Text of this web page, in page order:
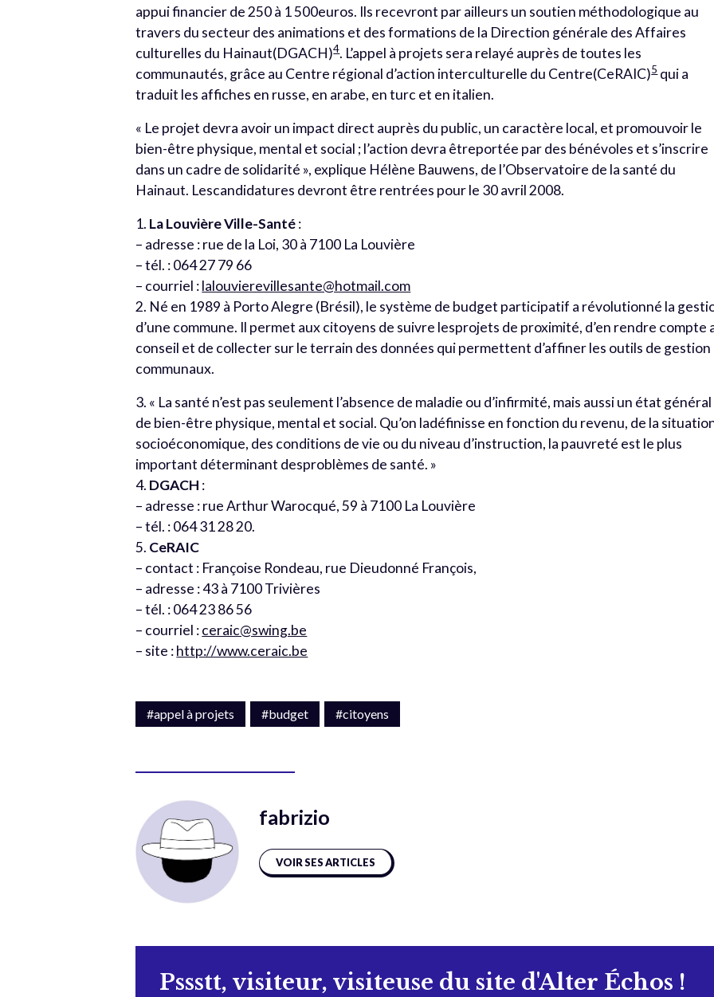
appui financier de 250 à 1 500euros. Ils recevront par ailleurs un soutien méthodologique au
travers du secteur des animations et des formations de la Direction générale des Affaires
culturelles du Hainaut(DGACH)4. L’appel à projets sera relayé auprès de toutes les
communautés, grâce au Centre régional d’action interculturelle du Centre(CeRAIC)5qui a
traduit les affiches en russe, en arabe, en turc et en italien.
« Le projet devra avoir un impact direct auprès du public, un caractère local, et promouvoir le
bien-être physique, mental et social ; l’action devra êtreportée par des bénévoles et s’inscrire
dans un cadre de solidarité », explique Hélène Bauwens, de l’Observatoire de la santé du
Hainaut. Lescandidatures devront être rentrées pour le 30 avril 2008.
1. La Louvière Ville-Santé:
– adresse : rue de la Loi, 30 à 7100 La Louvière
– tél. : 064 27 79 66
– courriel :lalouvierevillesante@hotmail.com
2. Né en 1989 à Porto Alegre (Brésil), le système de budget participatif a révolutionné la
d’une commune. Il permet aux citoyens de suivre lesprojets de proximité, d’en rendre compte
conseil et de collecter sur le terrain des données qui permettent d’affiner les outils de gestion
communaux.
3. « La santé n’est pas seulement l’absence de maladie ou d’infirmité, mais aussi un état général
de bien-être physique, mental et social. Qu’on ladéfinisse en fonction du revenu, de la
socioéconomique, des conditions de vie ou du niveau d’instruction, la pauvreté est le plus
important déterminant desproblèmes de santé. »
4. DGACH :
– adresse : rue Arthur Warocqué, 59 à 7100 La Louvière
– tél. : 064 31 28 20.
5. CeRAIC
– contact : Françoise Rondeau, rue Dieudonné François,
– adresse : 43 à 7100 Trivières
– tél. : 064 23 86 56
– courriel :ceraic@swing.be
– site :http://www.ceraic.be
#appel à projets #budget #citoyens
fabrizio
VOIR SES ARTICLES
Pssstt, visiteur, visiteuse du site d'Alter Échos !